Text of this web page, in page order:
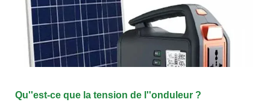
Qu''est-ce que la tension de l''onduleur ?